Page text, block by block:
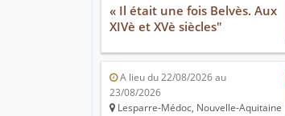
« Il était une fois Belvès. Aux
XIVè et XVè siècles"
A lieu du 22/08/2026 au
23/08/2026
Lesparre-Médoc, Nouvelle-Aquitaine